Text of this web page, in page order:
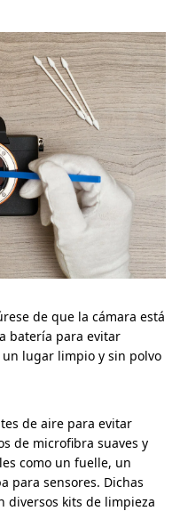
de que la cámara está
batería para evitar
lugar limpio y sin polvo
de aire para evitar
de microfibra suaves y
como un fuelle, un
para sensores. Dichas
diversos kits de limpieza